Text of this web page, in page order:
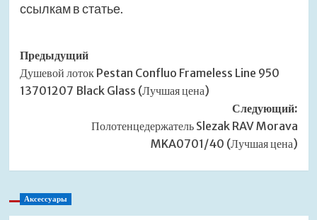
ссылкам в статье.
Навигация
записи
Предыдущий
Душевой лоток Pestan Confluo Frameless Line 950
13701207 Black Glass (Лучшая цена)
Следующий:
Полотенцедержатель Slezak RAV Morava
MKA0701/40 (Лучшая цена)
Аксессуары